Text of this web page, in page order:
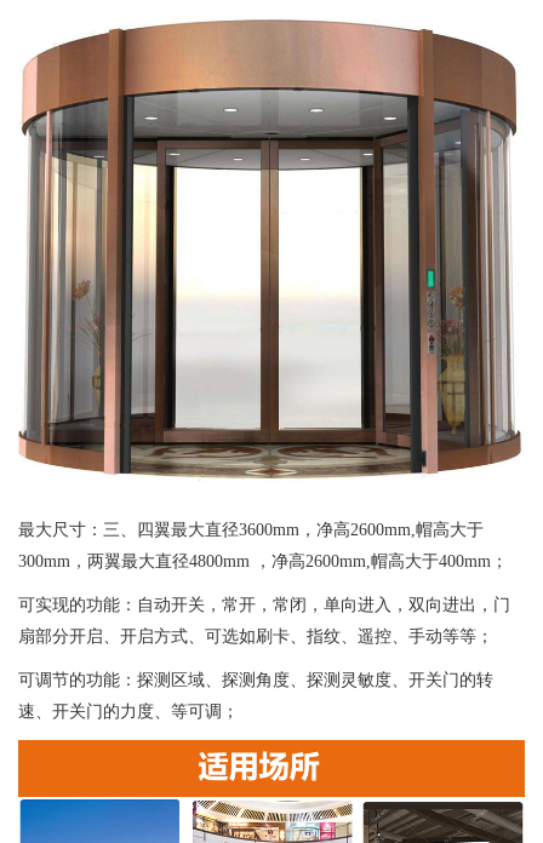
最大尺寸：三、四翼最大直径3600mm，净高2600mm,帽高大于
300mm，两翼最大直径4800mm ，净高2600mm,帽高大于400mm；
可实现的功能：自动开关，常开，常闭，单向进入，双向进出，门
扇部分开启、开启方式、可选如刷卡、指纹、遥控、手动等等；
可调节的功能：探测区域、探测角度、探测灵敏度、开关门的转
速、开关门的力度、等可调；